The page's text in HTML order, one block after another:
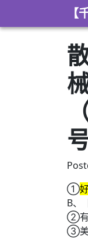
①
B、
②有
③美